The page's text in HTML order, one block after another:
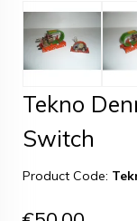
Tekno
Switch
Product Code: